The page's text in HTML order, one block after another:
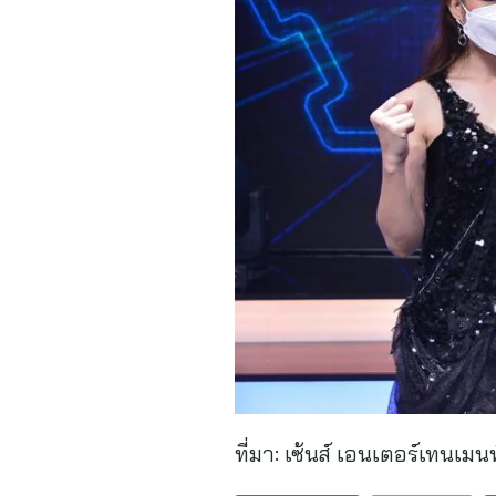
ที่มา: เซ้นส์ เอนเตอร์เทนเม